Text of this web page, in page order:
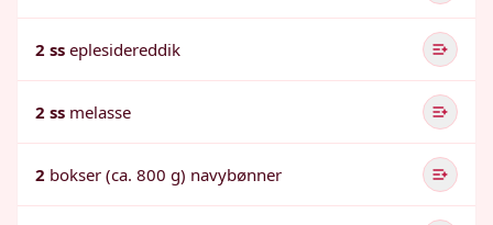
2 ss eplesidereddik
2 ss melasse
2 bokser (ca. 800 g) navybønner